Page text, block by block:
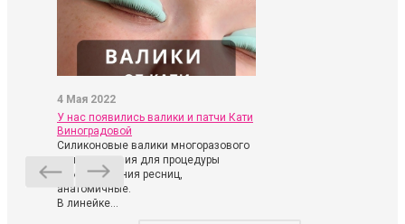
4 Мая 2022
У нас появились валики и патчи Кати
Виноградовой
Силиконовые валики многоразового
использования для процедуры
ламинирования ресниц,
анатомичные.
В линейке...